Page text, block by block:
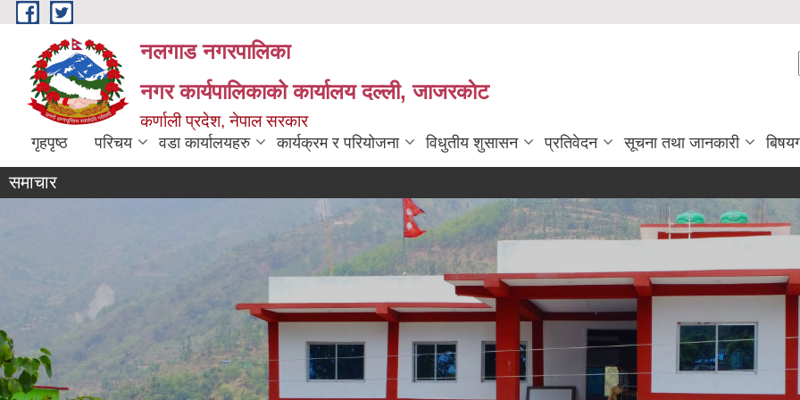
Skip to main content
नलगाड नगरपालिका
नगर कार्यपालिकाको कार्यालय दल्ली, जाजरकाेट
कर्णाली प्रदेश, नेपाल सरकार
गृहपृष्ठ परिचय वडा कार्यालयहरु कार्यक्रम र परियोजना विधुतीय शुसासन प्रतिवेदन सूचना तथा जानकारी
समाचार